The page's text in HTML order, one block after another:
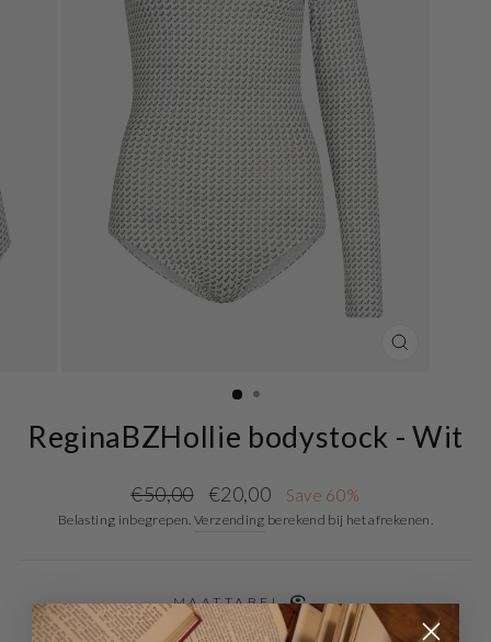
ReginaBZHollie bodystock - Wit
Regular
price
€50,00
Sale
price
€20,00 Save 60%
Belasting inbegrepen.Verzending berekend bij het afrekenen.
MAATTABEL